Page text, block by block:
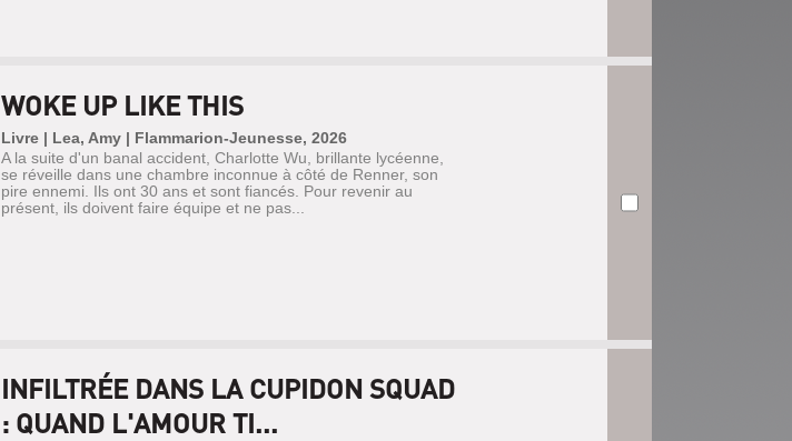
WOKE UP LIKE THIS
Livre | Lea, Amy | Flammarion-Jeunesse, 2026
A la suite d'un banal accident, Charlotte Wu, brillante lycéenne,
se réveille dans une chambre inconnue à côté de Renner, son
pire ennemi. Ils ont 30 ans et sont fiancés. Pour revenir au
présent, ils doivent faire équipe et ne pas...
INFILTRÉE DANS LA CUPIDON SQUAD
: QUAND L'AMOUR TI...